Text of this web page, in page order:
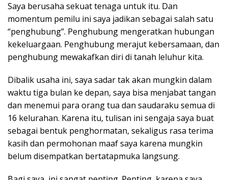
Saya berusaha sekuat tenaga untuk itu. Dan
momentum pemilu ini saya jadikan sebagai salah satu
“penghubung”. Penghubung mengeratkan hubungan
kekeluargaan. Penghubung merajut kebersamaan, dan
penghubung mewakafkan diri di tanah leluhur kita.
Dibalik usaha ini, saya sadar tak akan mungkin dalam
waktu tiga bulan ke depan, saya bisa menjabat tangan
dan menemui para orang tua dan saudaraku semua di
16 kelurahan. Karena itu, tulisan ini sengaja saya buat
sebagai bentuk penghormatan, sekaligus rasa terima
kasih dan permohonan maaf saya karena mungkin
belum disempatkan bertatapmuka langsung.